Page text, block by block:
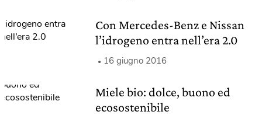
Con Mercedes-Benz e Nissan
l’idrogeno entra nell’era 2.0
16 giugno 2016
Miele bio: dolce, buono ed
ecosostenibile